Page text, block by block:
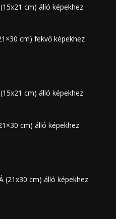
cm) álló képekhez
cm) fekvő képekhez
cm) álló képekhez
cm) álló képekhez
(21x30 cm) álló képekhez